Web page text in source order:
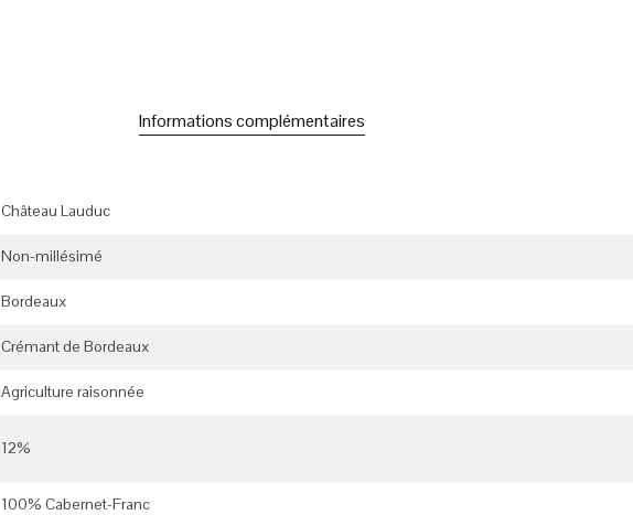
Informations complémentaires
Château Lauduc
Non-millésimé
Bordeaux
Crémant de Bordeaux
Agriculture raisonnée
12%
100% Cabernet-Franc